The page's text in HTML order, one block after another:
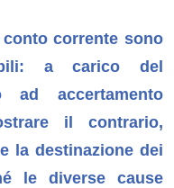
corrente sono
a carico del
ad accertamento
il contrario,
la destinazione dei
le diverse cause